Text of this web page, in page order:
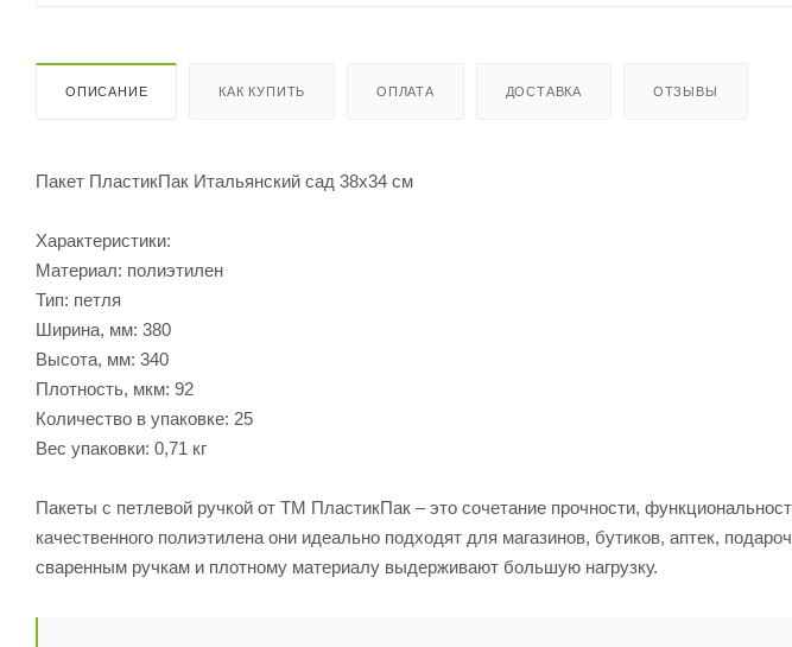
ОПИСАНИЕ КАК КУПИТЬ ОПЛАТА ДОСТАВКА ОТЗЫВЫ
Пакет ПластикПак Итальянский сад 38х34 см
Характеристики:
Материал: полиэтилен
Тип: петля
Ширина, мм: 380
Высота, мм: 340
Плотность, мкм: 92
Количество в упаковке: 25
Вес упаковки: 0,71 кг
Пакеты с петлевой ручкой от ТМ ПластикПак – это сочетание прочности,
качественного полиэтилена они идеально подходят для магазинов, бутиков, аптек,
сваренным ручкам и плотному материалу выдерживают большую нагрузку.